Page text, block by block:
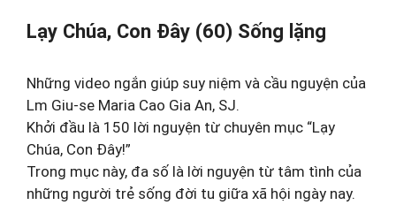
Lạy Chúa, Con Đây (60) Sống lặng
Những video ngắn giúp suy niệm và cầu nguyện của
Lm Giu-se Maria Cao Gia An, SJ.
Khởi đầu là 150 lời nguyện từ chuyên mục “Lạy
Chúa, Con Đây!”
Trong mục này, đa số là lời nguyện từ tâm tình của
những người trẻ sống đời tu giữa xã hội ngày nay.